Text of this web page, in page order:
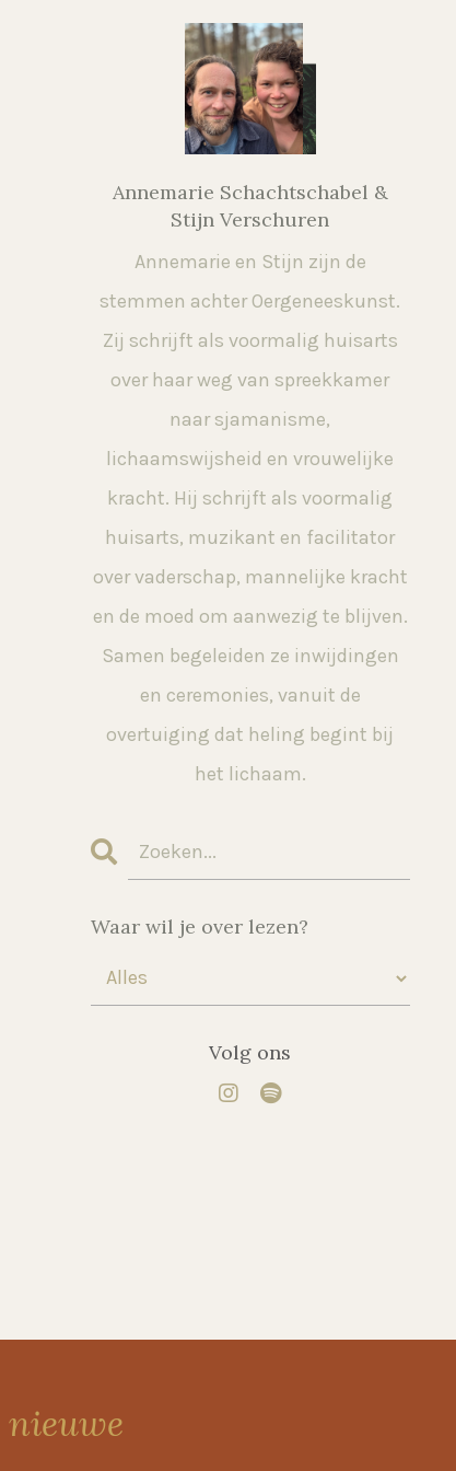
Annemarie Schachtschabel &
Stijn Verschuren
Annemarie en Stijn zijn de
stemmen achter Oergeneeskunst.
Zij schrijft als voormalig huisarts
over haar weg van spreekkamer
naar sjamanisme,
lichaamswijsheid en vrouwelijke
kracht. Hij schrijft als voormalig
huisarts, muzikant en facilitator
over vaderschap, mannelijke kracht
en de moed om aanwezig te blijven.
Samen begeleiden ze inwijdingen
en ceremonies, vanuit de
overtuiging dat heling begint bij
het lichaam.
Waar wil je over lezen?
Volg ons
nieuwe